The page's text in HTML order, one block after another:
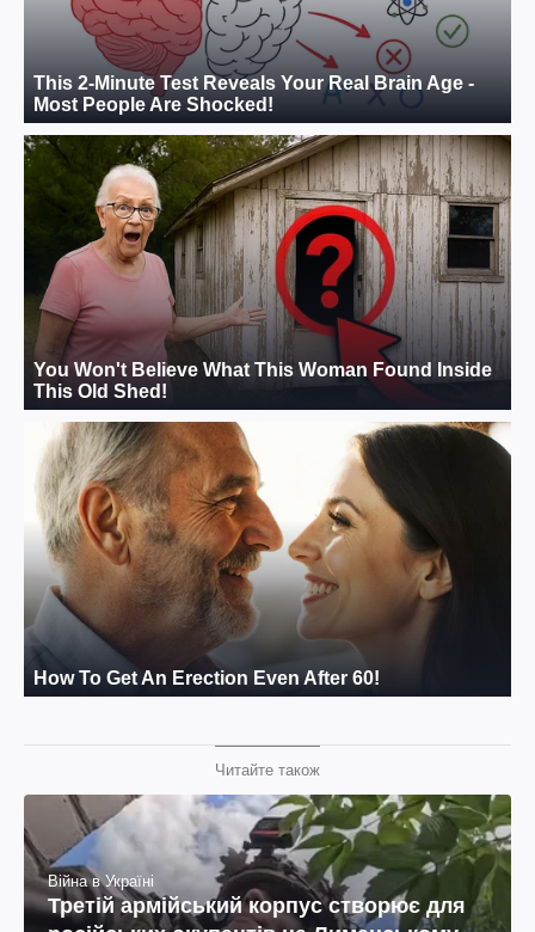
Читайте також
Війна в Україні
Третій армійський корпус створює для